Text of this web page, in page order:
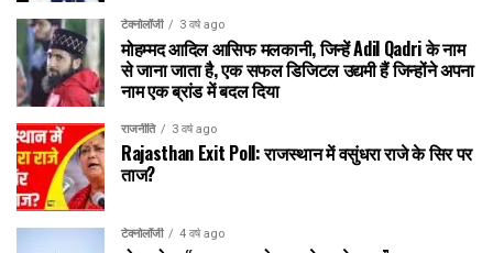
टेक्नोलॉजी 3 वर्ष ago
मोहम्मद आदिल आसिफ मलकानी, जिन्हें Adil Qadri के नाम
से जाना जाता है, एक सफल डिजिटल उद्यमी हैं जिन्होंने अपना
नाम एक ब्रांड में बदल दिया
राजनीति 3 वर्ष ago
Rajasthan Exit Poll: राजस्थान में वसुंधरा राजे के सिर पर
ताज?
टेक्नोलॉजी 4 वर्ष ago